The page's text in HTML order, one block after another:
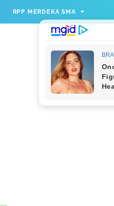
[336, 280], 'div-gpt-
RPP MERDEKA SMA